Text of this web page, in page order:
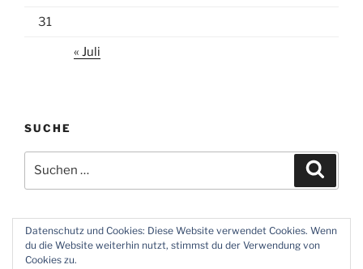
31
« Juli
SUCHE
nach:
Twitter
Datenschutz und Cookies: Diese Website verwendet Cookies. Wenn
du die Website weiterhin nutzt, stimmst du der Verwendung von
Cookies zu.